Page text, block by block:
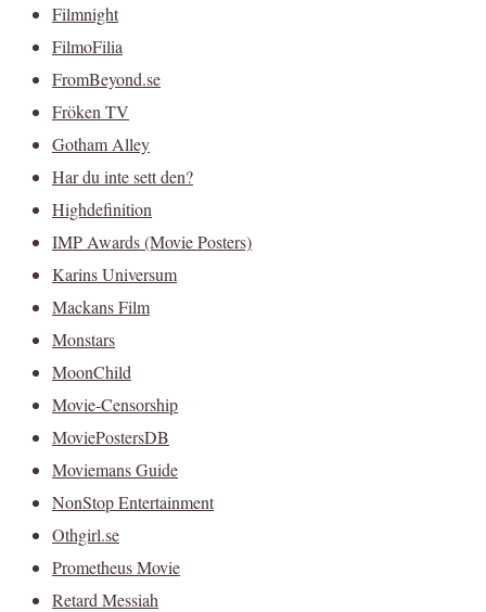
Filmnight
FilmoFilia
FromBeyond.se
Fröken TV
Gotham Alley
Har du inte sett den?
Highdefinition
IMP Awards (Movie Posters)
Karins Universum
Mackans Film
Monstars
MoonChild
Movie-Censorship
MoviePostersDB
Moviemans Guide
NonStop Entertainment
Othgirl.se
Prometheus Movie
Retard Messiah